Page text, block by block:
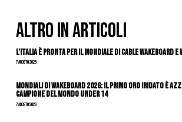
ALTRO IN ARTICOLI
L’Italia è pronta per il Mondiale di Cable Wakeboard e
7 Agosto 2026
Mondiali di Wakeboard 2026: il primo oro iridato è
campione del mondo Under 14
7 Agosto 2026